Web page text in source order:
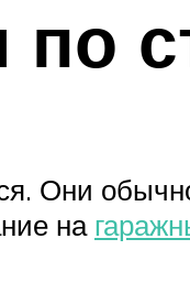
по
Они
на